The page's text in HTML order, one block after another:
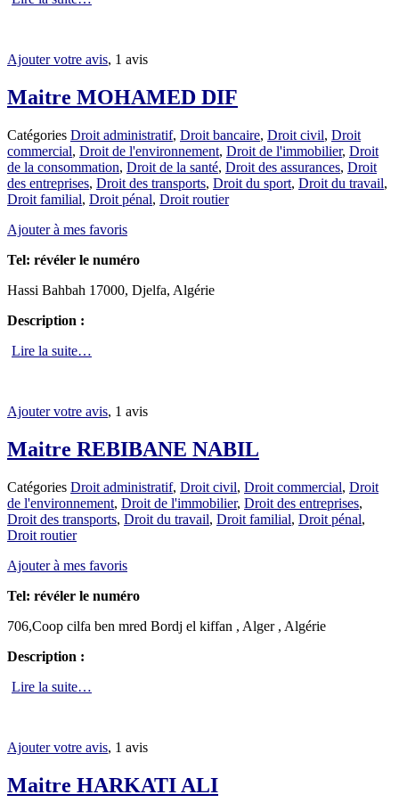
Ajouter votre avis, 1 avis
Maitre MOHAMED DIF
Catégories Droit administratif, Droit bancaire, Droit civil, Droit
commercial, Droit de l'environnement, Droit de l'immobilier, Droit
de la consommation, Droit de la santé, Droit des assurances, Droit
des entreprises, Droit des transports, Droit du sport, Droit du travail,
Droit familial, Droit pénal, Droit routier
Ajouter à mes favoris
Tel: révéler le numéro
Hassi Bahbah 17000, Djelfa, Algérie
Description :
Lire la suite…
Ajouter votre avis, 1 avis
Maitre REBIBANE NABIL
Catégories Droit administratif, Droit civil, Droit commercial, Droit
de l'environnement, Droit de l'immobilier, Droit des entreprises,
Droit des transports, Droit du travail, Droit familial, Droit pénal,
Droit routier
Ajouter à mes favoris
Tel: révéler le numéro
706,Coop cilfa ben mred Bordj el kiffan , Alger , Algérie
Description :
Lire la suite…
Ajouter votre avis, 1 avis
Maitre HARKATI ALI